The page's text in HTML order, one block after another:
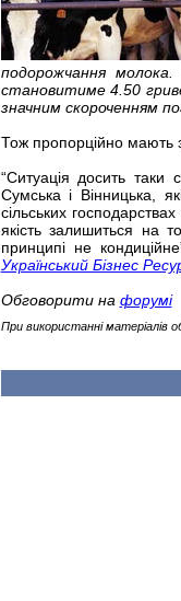
подорожчання молока.
становитиме 4.50
значним скороченням
Тож пропорційно мають
“Ситуація досить таки
Сумська і Вінницька,
сільських
якість залишиться на
принципі не
Український Бізнес
Обговорити на форумі
При використанні матеріалів